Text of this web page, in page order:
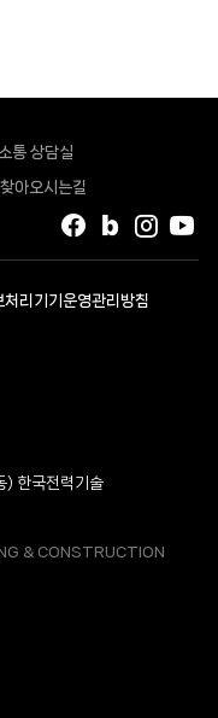
통 상담실
찾아오시는길
인스
블로그
페이스북
처리기기운영관리방침
한국전력기술
& CONSTRUCTION